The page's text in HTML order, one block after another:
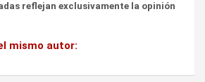
reflejan exclusivamente la opinión
mismo autor: